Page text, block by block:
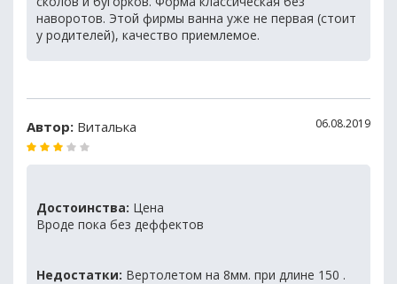
наворотов. Этой фирмы ванна уже не первая (стоит
у родителей), качество приемлемое.
Автор: Виталька 06.08.2019
Достоинства: Цена
Вроде пока без деффектов
Недостатки: Вертолетом на 8мм. при длине 150 .